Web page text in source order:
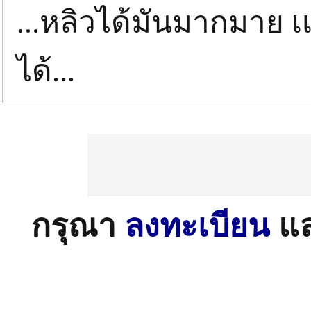
...หลิวได้มันมากมาย
ได้...
กรุณา ลงทะเบียนแ